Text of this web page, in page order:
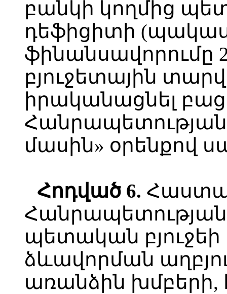
բանկի կողմից
դեֆիցիտի
ֆինանսավորումը
բյուջետային
իրականացնել
մասին» օրենքով
Հոդված 6.
Հանրապետության
պետական
ձևավորման
առանձին խմբերի,